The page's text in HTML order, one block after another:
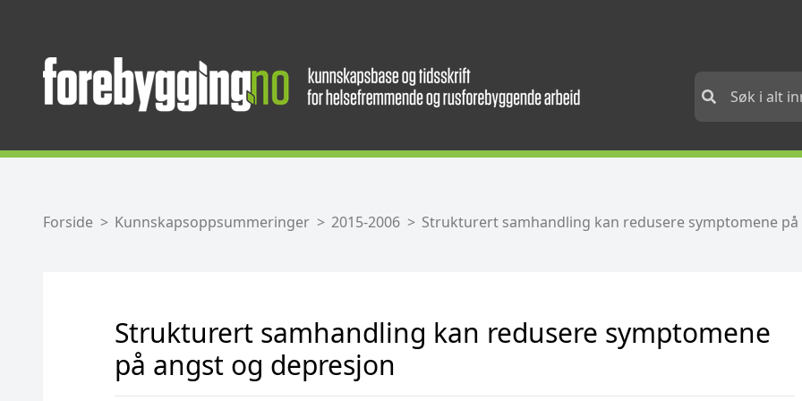
Forside Kunnskapsoppsummeringer 2015-2006 Strukturert samhandling kan redusere symptomene
Strukturert samhandling kan redusere symptomene
på angst og depresjon